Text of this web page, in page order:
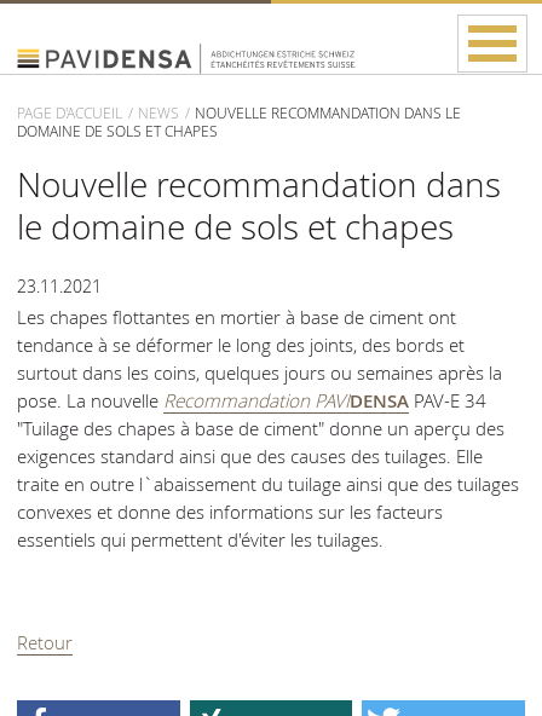
PAGE D'ACCUEIL NEWS
NOUVELLE RECOMMANDATION DANS LE
DOMAINE DE SOLS ET CHAPES
Nouvelle recommandation dans
le domaine de sols et chapes
23.11.2021
Les chapes flottantes en mortier à base de ciment ont
tendance à se déformer le long des joints, des bords et
surtout dans les coins, quelques jours ou semaines après la
pose. La nouvelle Recommandation PAVIDENSA PAV-E 34
"Tuilage des chapes à base de ciment" donne un aperçu des
exigences standard ainsi que des causes des tuilages. Elle
traite en outre l`abaissement du tuilage ainsi que des tuilages
convexes et donne des informations sur les facteurs
essentiels qui permettent d'éviter les tuilages.
Retour